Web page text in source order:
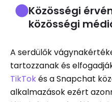
Közösségi
közösségi
A serdülők
tartozzanak és
TikTokés a Snapchat
alkalmazások ezért